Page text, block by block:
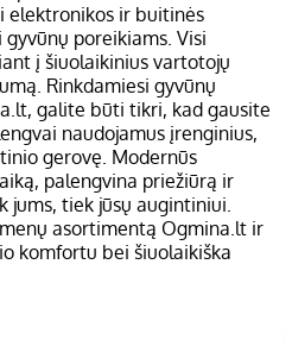
elektronikos ir buitinės
poreikiams. Visi
į šiuolaikinius vartotojų
Rinkdamiesi gyvūnų
galite būti tikri, kad gausite
naudojamus įrenginius,
gerovę. Modernūs
palengvina priežiūrą ir
jums, tiek jūsų augintiniui.
asortimentą Ogmina.lt ir
komfortu bei šiuolaikiška